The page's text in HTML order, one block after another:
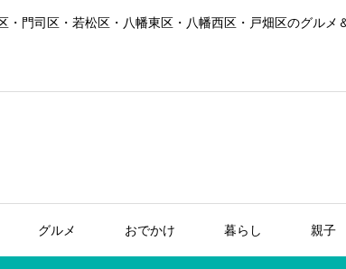
門司区・若松区・八幡東区・八幡西区・戸畑区のグル
グルメ おでかけ 暮らし 親子